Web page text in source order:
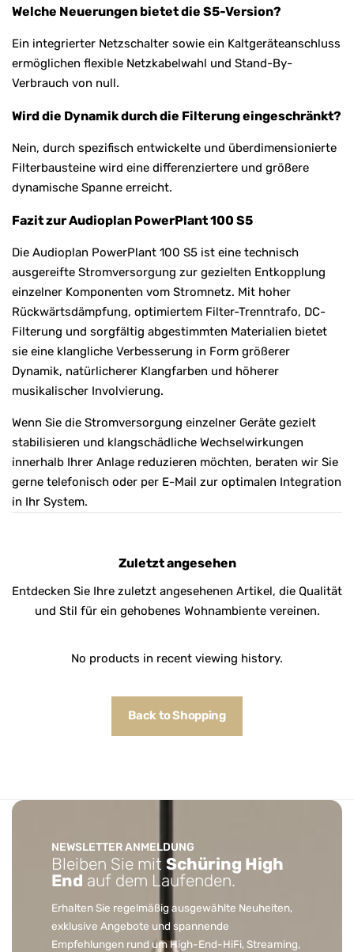
Welche Neuerungen bietet die S5-Version?
Ein integrierter Netzschalter sowie ein Kaltgeräteanschluss
ermöglichen flexible Netzkabelwahl und Stand-By-
Verbrauch von null.
Wird die Dynamik durch die Filterung eingeschränkt?
Nein, durch spezifisch entwickelte und überdimensionierte
Filterbausteine wird eine differenziertere und größere
dynamische Spanne erreicht.
Fazit zur Audioplan PowerPlant 100 S5
Die Audioplan PowerPlant 100 S5 ist eine technisch
ausgereifte Stromversorgung zur gezielten Entkopplung
einzelner Komponenten vom Stromnetz. Mit hoher
Rückwärtsdämpfung, optimiertem Filter-Trenntrafo, DC-
Filterung und sorgfältig abgestimmten Materialien bietet
sie eine klangliche Verbesserung in Form größerer
Dynamik, natürlicherer Klangfarben und höherer
musikalischer Involvierung.
Wenn Sie die Stromversorgung einzelner Geräte gezielt
stabilisieren und klangschädliche Wechselwirkungen
innerhalb Ihrer Anlage reduzieren möchten, beraten wir Sie
gerne telefonisch oder per E-Mail zur optimalen Integration
in Ihr System.
Zuletzt angesehen
Entdecken Sie Ihre zuletzt angesehenen Artikel, die Qualität
und Stil für ein gehobenes Wohnambiente vereinen.
No products in recent viewing history.
Back to Shopping
NEWSLETTER ANMELDUNG
Bleiben Sie mit Schüring High
End auf dem Laufenden.
Erhalten Sie regelmäßig ausgewählte Neuheiten,
exklusive Angebote und spannende
Empfehlungen rund um High-End-HiFi, Streaming,